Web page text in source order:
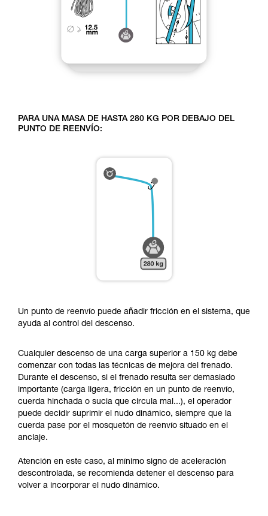
PARA UNA MASA DE HASTA 280 KG POR DEBAJO DEL
PUNTO DE REENVÍO:
Un punto de reenvío puede añadir fricción en el sistema, que
ayuda al control del descenso.
Cualquier descenso de una carga superior a 150 kg debe
comenzar con todas las técnicas de mejora del frenado.
Durante el descenso, si el frenado resulta ser demasiado
importante (carga ligera, fricción en un punto de reenvío,
cuerda hinchada o sucia que circula mal...), el operador
puede decidir suprimir el nudo dinámico, siempre que la
cuerda pase por el mosquetón de reenvío situado en el
anclaje.
Atención en este caso, al mínimo signo de aceleración
descontrolada, se recomienda detener el descenso para
volver a incorporar el nudo dinámico.